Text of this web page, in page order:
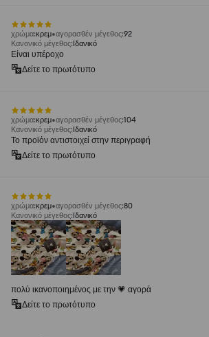
χρώμα:κρεμ αγορασθέν μέγεθος:92
Κανονικό μέγεθος:Ιδανικό
Είναι υπέροχο
Δείτε το πρωτότυπο
χρώμα:κρεμ αγορασθέν μέγεθος:104
Κανονικό μέγεθος:Ιδανικό
Το προϊόν αντιστοιχεί στην περιγραφή
Δείτε το πρωτότυπο
χρώμα:κρεμ αγορασθέν μέγεθος:80
Κανονικό μέγεθος:Ιδανικό
πολύ ικανοποιημένος με την 💗 αγορά
Δείτε το πρωτότυπο